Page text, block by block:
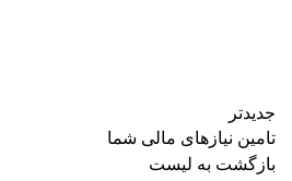
جدیدتر
تامین نیازهای مالی شما
بازگشت به لیست